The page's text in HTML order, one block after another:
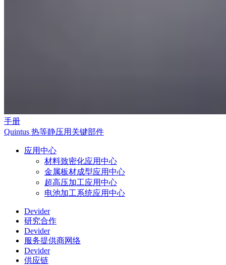
手册
Quintus 热等静压用关键部件
应用中心
材料致密化应用中心
金属板材成型应用中心
超高压加工应用中心
电池加工系统应用中心
Devider
研究合作
Devider
服务提供商网络
Devider
供应链